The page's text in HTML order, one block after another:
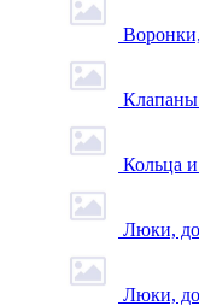
Клапаны
Кольца
Люки,
Люки,